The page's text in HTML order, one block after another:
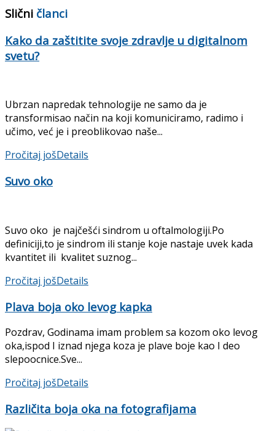
Slični članci
Kako da zaštitite svoje zdravlje u digitalnom
svetu?
Ubrzan napredak tehnologije ne samo da je
transformisao način na koji komuniciramo, radimo i
učimo, već je i preoblikovao naše...
Pročitaj jošDetails
Suvo oko
Suvo oko je najčešći sindrom u oftalmologiji.Po
definiciji,to je sindrom ili stanje koje nastaje uvek kada
kvantitet ili kvalitet suznog...
Pročitaj jošDetails
Plava boja oko levog kapka
Pozdrav, Godinama imam problem sa kozom oko levog
oka,ispod I iznad njega koza je plave boje kao I deo
slepoocnice.Sve...
Pročitaj jošDetails
Različita boja oka na fotografijama